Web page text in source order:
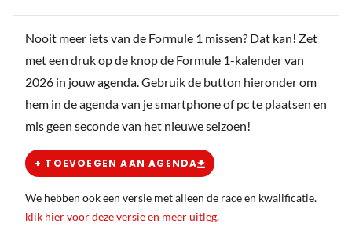
Nooit meer iets van de Formule 1 missen? Dat kan! Zet
met een druk op de knop de Formule 1-kalender van
2026 in jouw agenda. Gebruik de button hieronder om
hem in de agenda van je smartphone of pc te plaatsen en
mis geen seconde van het nieuwe seizoen!
+ TOEVOEGEN AAN AGENDA
We hebben ook een versie met alleen de race en kwalificatie.
klik hier voor deze versie en meer uitleg.